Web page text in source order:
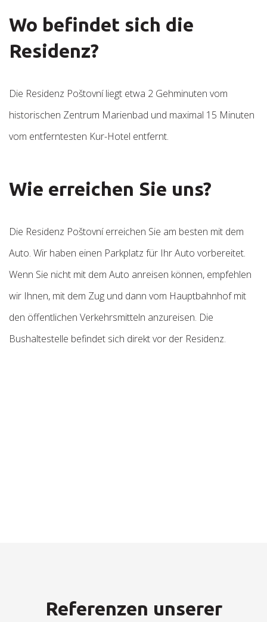
Wo befindet sich die
Residenz?
Die Residenz Poštovní liegt etwa 2 Gehminuten vom
historischen Zentrum Marienbad und maximal 15 Minuten
vom entferntesten Kur-Hotel entfernt.
Wie erreichen Sie uns?
Die Residenz Poštovní erreichen Sie am besten mit dem
Auto. Wir haben einen Parkplatz für Ihr Auto vorbereitet.
Wenn Sie nicht mit dem Auto anreisen können, empfehlen
wir Ihnen, mit dem Zug und dann vom Hauptbahnhof mit
den öffentlichen Verkehrsmitteln anzureisen. Die
Bushaltestelle befindet sich direkt vor der Residenz.
Referenzen unserer